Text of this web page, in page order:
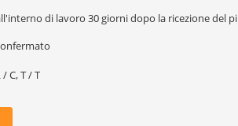
di lavoro 30 giorni dopo la ricezione del pi
/ C, T / T